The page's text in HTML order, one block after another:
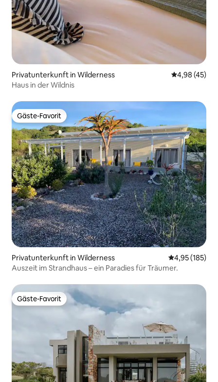
Privatunterkunft in Wilderness
4,98 (45)
Haus in der Wildnis
Gäste-Favorit
Gäste-Favorit
Privatunterkunft in Wilderness
4,95 (185)
Auszeit im Strandhaus – ein Paradies für Träumer.
Gäste-Favorit
Gäste-Favorit